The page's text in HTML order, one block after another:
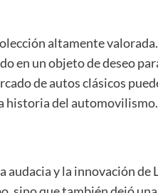
altamente
en un objeto de deseo
de autos clásicos
historia del automovilismo.
audacia y la innovación de